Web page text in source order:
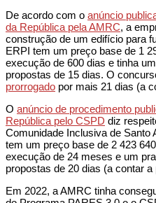
De acordo com o anúncio
da República pela AMRC, a
construção de um edifício para
ERPI tem um preço base de 1
execução de 600 dias e tinha
propostas de 15 dias. O
prorrogado por mais 21 dias (a
O anúncio de procedimento
República pelo CSPD diz
Comunidade Inclusiva de
tem um preço base de 2 423
execução de 24 meses e um
propostas de 20 dias (a contar
Em 2022, a AMRC tinha